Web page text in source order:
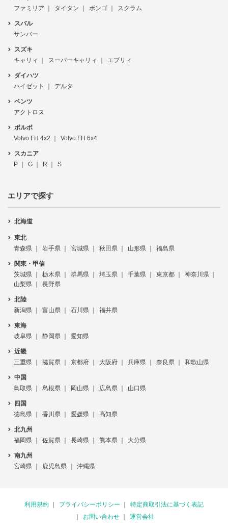
ファミリア
タイタン ボンゴ スクラム
スバル
サンバー
スズキ
キャリィ
スーパーキャリィ エブリィ
ダイハツ
ハイゼット
デルタ
ベンツ
アクトロス
ボルボ
Volvo FH 4x2
Volvo FH 6x4
スカニア
P
G R S
エリアで探す
北海道
東北
青森県
岩手県 宮城県 秋田県 山形県 福島県
関東・甲信
茨城県
栃木県 群馬県 埼玉県 千葉県 東京都
神奈川県
山梨県
長野県
北陸
新潟県
富山県 石川県 福井県
東海
岐阜県
静岡県 愛知県
近畿
三重県
滋賀県 京都府 大阪府 兵庫県 奈良県 和歌山県
中国
鳥取県
島根県 岡山県 広島県 山口県
四国
徳島県
香川県 愛媛県 高知県
北九州
福岡県
佐賀県 長崎県 熊本県 大分県
南九州
宮崎県
鹿児島県 沖縄県
利用規約 プライバシーポリシー
特定商取引法に基づく表記
お問い合わせ
運営会社